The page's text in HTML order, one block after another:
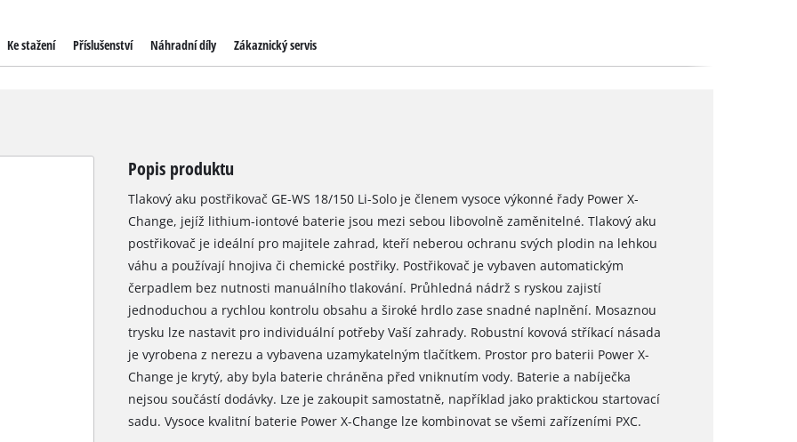
Ke stažení Příslušenství Náhradní díly Zákaznický servis
Popis produktu
Tlakový aku postřikovač GE-WS 18/150 Li-Solo je členem vysoce výkonné řady Power X-
Change, jejíž lithium-iontové baterie jsou mezi sebou libovolně zaměnitelné. Tlakový aku
postřikovač je ideální pro majitele zahrad, kteří neberou ochranu svých plodin na lehkou
váhu a používají hnojiva či chemické postřiky. Postřikovač je vybaven automatickým
čerpadlem bez nutnosti manuálního tlakování. Průhledná nádrž s ryskou zajistí
jednoduchou a rychlou kontrolu obsahu a široké hrdlo zase snadné naplnění. Mosaznou
trysku lze nastavit pro individuální potřeby Vaší zahrady. Robustní kovová stříkací násada
je vyrobena z nerezu a vybavena uzamykatelným tlačítkem. Prostor pro baterii Power X-
Change je krytý, aby byla baterie chráněna před vniknutím vody. Baterie a nabíječka
nejsou součástí dodávky. Lze je zakoupit samostatně, například jako praktickou startovací
sadu. Vysoce kvalitní baterie Power X-Change lze kombinovat se všemi zařízeními PXC.